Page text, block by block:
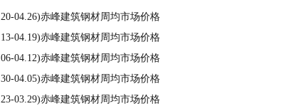
04.26)赤峰建筑钢材周均市场价格
04.19)赤峰建筑钢材周均市场价格
04.12)赤峰建筑钢材周均市场价格
04.05)赤峰建筑钢材周均市场价格
03.29)赤峰建筑钢材周均市场价格